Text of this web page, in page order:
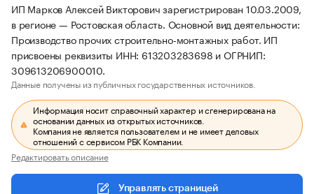
ИП Марков Алексей Викторович зарегистрирован 10.03.2009,
в регионе — Ростовская область. Основной вид деятельности:
Производство прочих строительно-монтажных работ. ИП
присвоены реквизиты ИНН: 613203283698 и ОГРНИП:
309613206900010.
Данные получены из публичных государственных источников.
Информация носит справочный характер и сгенерирована на
основании данных из открытых источников.
Компания не является пользователем и не имеет деловых
отношений с сервисом РБК Компании.
Редактировать описание
Управлять страницей